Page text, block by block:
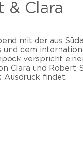
& Clara
mit der aus
und dem
verspricht
Clara und Robert
Ausdruck findet.